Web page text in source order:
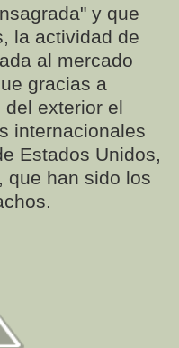
y que
la actividad de
al mercado
gracias a
exterior el
internacionales
Estados Unidos,
que han sido los